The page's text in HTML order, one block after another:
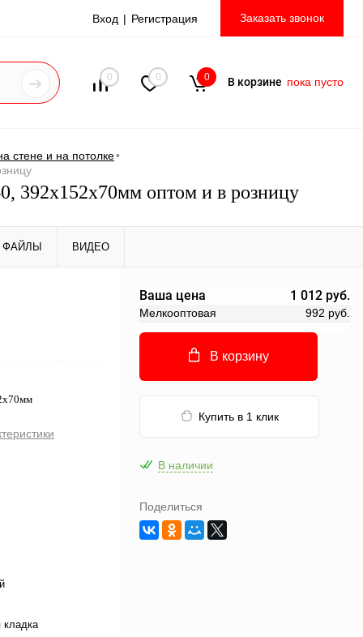
Вход Регистрация Заказать звонок
0 0 0 В корзине пока пусто
стене и на потолке•
392х152х70мм оптом и в розницу
ФАЙЛЫ ВИДЕО
кладка
Ваша цена 1 012 руб.
Мелкооптовая 992 руб.
В корзину
Купить в 1 клик
В наличии
Поделиться